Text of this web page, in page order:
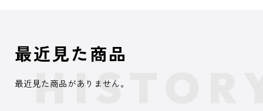
最近見た商品
最近見た商品がありません。